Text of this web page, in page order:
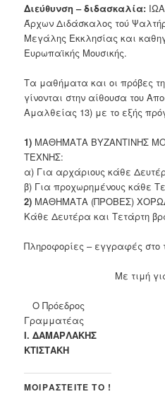
Διεύθυνση – διδασκαλία:
Άρχων Διδάσκαλος τού
Μεγάλης Εκκλησίας και
Ευρωπαϊκής Μουσικής.
Τα μαθήματα και οι πρόβες
γίνονται στην αίθουσα του
Αμαλθείας 13) με το εξής
1) ΜΑΘΗΜΑΤΑ ΒΥΖΑΝΤΙΝΗΣ
ΤΕΧΝΗΣ:
α) Για αρχάριους κάθε
β) Για προχωρημένους κάθε
2) ΜΑΘΗΜΑΤΑ (ΠΡΟΒΕΣ)
Κάθε Δευτέρα και Τετάρτη
Πληροφορίες – εγγραφές στο
Με τιμή
Ο
Γραμματέας
Ι. ΔΑΜΑΡΛΑΚΗΣ
ΜΟΙΡΑΣΤΕΊΤΕ ΤΟ !